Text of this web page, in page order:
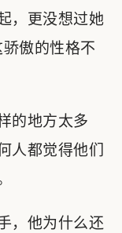
，更没想过她
骄傲的性格不
的地方太多
人都觉得他们
，他为什么还